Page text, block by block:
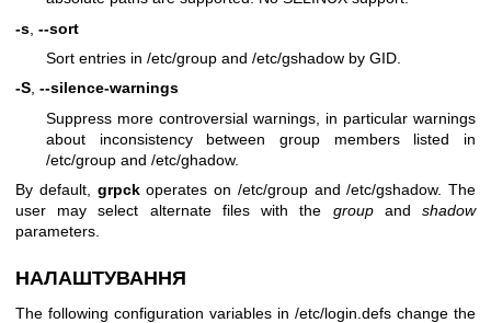
-s --sort
Sort entries in /etc/group and /etc/gshadow by GID.
-S, --silence-warnings
Suppress more controversial warnings, in particular warnings
about inconsistency between group members listed in
/etc/group and /etc/ghadow.
By default, grpckoperates on /etc/group and /etc/gshadow. The
user may select alternate files with the groupandshadow
parameters.
НАЛАШТУВАННЯ
The following configuration variables in /etc/login.defs change the